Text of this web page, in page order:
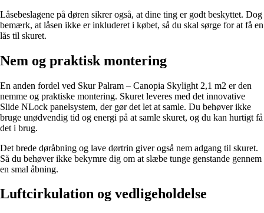
Låsebeslagene på døren sikrer også, at dine ting er godt beskyttet. Dog
bemærk, at låsen ikke er inkluderet i købet, så du skal sørge for at få en
lås til skuret.
Nem og praktisk montering
En anden fordel ved Skur Palram – Canopia Skylight 2,1 m2 er den
nemme og praktiske montering. Skuret leveres med det innovative
Slide NLock panelsystem, der gør det let at samle. Du behøver ikke
bruge unødvendig tid og energi på at samle skuret, og du kan hurtigt få
det i brug.
Det brede døråbning og lave dørtrin giver også nem adgang til skuret.
Så du behøver ikke bekymre dig om at slæbe tunge genstande gennem
en smal åbning.
Luftcirkulation og vedligeholdelse